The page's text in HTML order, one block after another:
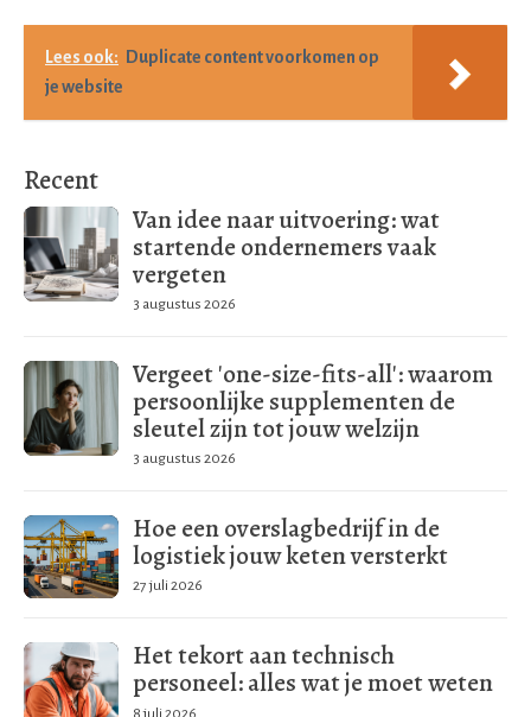
Lees ook:
Duplicate content voorkomen op
je website
Recent
Van idee naar uitvoering: wat
startende ondernemers vaak
vergeten
3 augustus 2026
Vergeet 'one-size-fits-all': waarom
persoonlijke supplementen de
sleutel zijn tot jouw welzijn
3 augustus 2026
Hoe een overslagbedrijf in de
logistiek jouw keten versterkt
27 juli 2026
Het tekort aan technisch
personeel: alles wat je moet weten
8 juli 2026